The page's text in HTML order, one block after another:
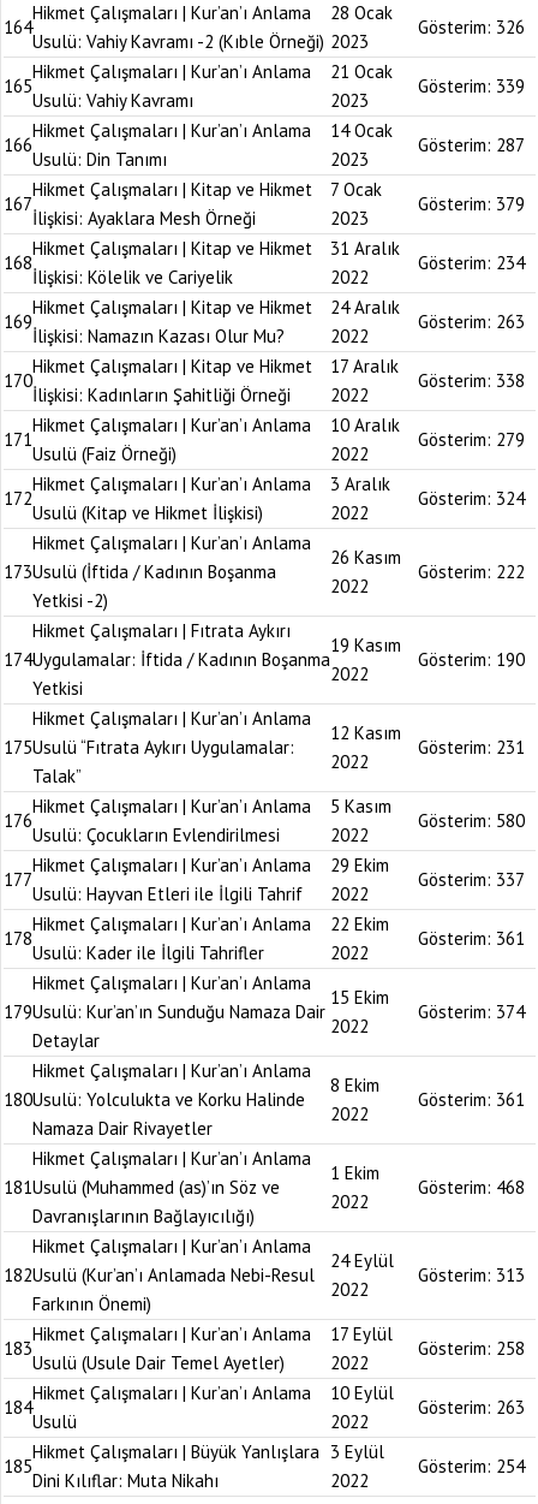
164
Hikmet Çalışmaları | Kur’an’ı Anlama
Usulü: Vahiy Kavramı -2 (Kıble Örneği)
28 Ocak
2023
Gösterim: 326
165
Hikmet Çalışmaları | Kur’an’ı Anlama
Usulü: Vahiy Kavramı
21 Ocak
2023
Gösterim: 339
166
Hikmet Çalışmaları | Kur’an’ı Anlama
Usulü: Din Tanımı
14 Ocak
2023
Gösterim: 287
167
Hikmet Çalışmaları | Kitap ve Hikmet
İlişkisi: Ayaklara Mesh Örneği
7 Ocak
2023
Gösterim: 379
168
Hikmet Çalışmaları | Kitap ve Hikmet
İlişkisi: Kölelik ve Cariyelik
31 Aralık
2022
Gösterim: 234
169
Hikmet Çalışmaları | Kitap ve Hikmet
İlişkisi: Namazın Kazası Olur Mu?
24 Aralık
2022
Gösterim: 263
170
Hikmet Çalışmaları | Kitap ve Hikmet
İlişkisi: Kadınların Şahitliği Örneği
17 Aralık
2022
Gösterim: 338
171
Hikmet Çalışmaları | Kur’an’ı Anlama
Usulü (Faiz Örneği)
10 Aralık
2022
Gösterim: 279
172
Hikmet Çalışmaları | Kur’an’ı Anlama
Usulü (Kitap ve Hikmet İlişkisi)
3 Aralık
2022
Gösterim: 324
173
Hikmet Çalışmaları | Kur’an’ı Anlama
Usulü (İftida / Kadının Boşanma
Yetkisi -2)
26 Kasım
2022
Gösterim: 222
174
Hikmet Çalışmaları | Fıtrata Aykırı
Uygulamalar: İftida / Kadının Boşanma
Yetkisi
19 Kasım
2022
Gösterim: 190
175
Hikmet Çalışmaları | Kur’an’ı Anlama
Usulü “Fıtrata Aykırı Uygulamalar:
Talak”
12 Kasım
2022
Gösterim: 231
176
Hikmet Çalışmaları | Kur’an’ı Anlama
Usulü: Çocukların Evlendirilmesi
5 Kasım
2022
Gösterim: 580
177
Hikmet Çalışmaları | Kur’an’ı Anlama
Usulü: Hayvan Etleri ile İlgili Tahrif
29 Ekim
2022
Gösterim: 337
178
Hikmet Çalışmaları | Kur’an’ı Anlama
Usulü: Kader ile İlgili Tahrifler
22 Ekim
2022
Gösterim: 361
179
Hikmet Çalışmaları | Kur’an’ı Anlama
Usulü: Kur’an’ın Sunduğu Namaza Dair
Detaylar
15 Ekim
2022
Gösterim: 374
180
Hikmet Çalışmaları | Kur’an’ı Anlama
Usulü: Yolculukta ve Korku Halinde
Namaza Dair Rivayetler
8 Ekim
2022
Gösterim: 361
181
Hikmet Çalışmaları | Kur’an’ı Anlama
Usulü (Muhammed (as)’ın Söz ve
Davranışlarının Bağlayıcılığı)
1 Ekim
2022
Gösterim: 468
182
Hikmet Çalışmaları | Kur’an’ı Anlama
Usulü (Kur’an’ı Anlamada Nebi-Resul
Farkının Önemi)
24 Eylül
2022
Gösterim: 313
183
Hikmet Çalışmaları | Kur’an’ı Anlama
Usulü (Usule Dair Temel Ayetler)
17 Eylül
2022
Gösterim: 258
184
Hikmet Çalışmaları | Kur’an’ı Anlama
Usulü
10 Eylül
2022
Gösterim: 263
185
Hikmet Çalışmaları | Büyük Yanlışlara
Dini Kılıflar: Muta Nikahı
3 Eylül
2022
Gösterim: 254